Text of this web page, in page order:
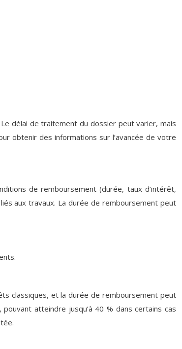
délai de traitement du dossier peut varier, mais
obtenir des informations sur l’avancée de votre
de remboursement (durée, taux d’intérêt,
aux travaux. La durée de remboursement peut
classiques, et la durée de remboursement peut
atteindre jusqu’à 40 % dans certains cas